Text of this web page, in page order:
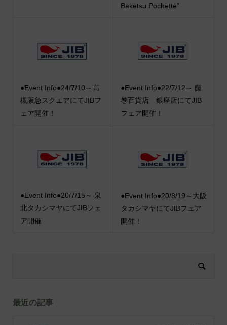
Baketsu Pochette”
●Event Info●24/7/10～高
槻阪急スクエアにてJIBフ
ェア開催！
●Event Info●22/7/12～ 藤
巻百貨店 銀座店にてJIB
フェア開催！
●Event Info●20/7/15～ 泉
北タカシマヤにてJIBフェ
ア開催
●Event Info●20/8/19～大阪
タカシマヤにてJIBフェア
開催！
最近の記事